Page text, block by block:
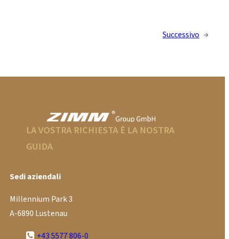
Successivo →
LA VOSTRA RICHIESTA È LA NOSTRA
GUIDA
Sedi aziendali
Millennium Park 3
A-6890 Lustenau
+43 5577 806-0